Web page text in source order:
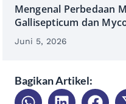
Mengenal Perbedaan
Gallisepticum dan
Juni 5, 2026
Bagikan Artikel: